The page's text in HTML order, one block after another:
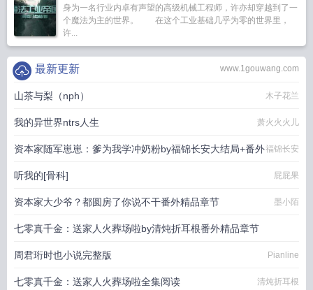
身为一名行业内卓有声望的高级机械工程师，许亦却穿越到了一
个魔法为主的世界。 在这个工业基础几乎为零的世界里，
许...
www.1gouwang.com
最新更新
山茶与梨（nph） 木子花兰
我的异世界ntrs人生 萧火火火儿
资本家随军崽崽：爹为我学冲奶粉by福锦长安大结局+番外福锦长安
听我的[骨科] 屁屁果
资本家大少爷？都圆房了你说不干番外精品章节 墨小陌
七零真千金：送家人火葬场啦by清炖折耳根番外精品章节
清炖折耳根
周君珩时也小说完整版 Pianline
七零真千金：送家人火葬场啦全集阅读 清炖折耳根